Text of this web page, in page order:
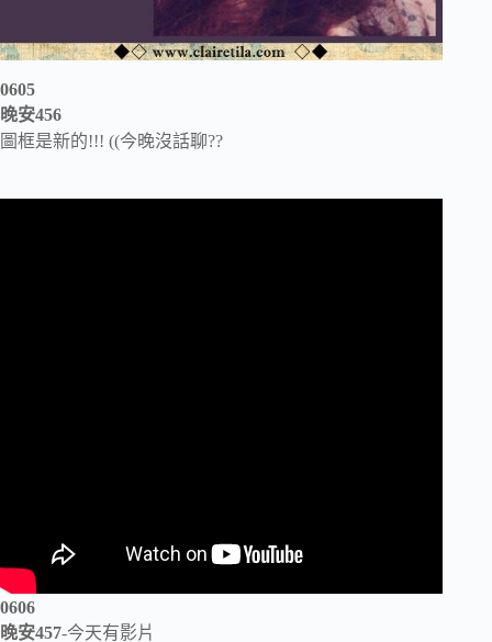
0605
晚安456
圖框是新的!!! ((今晚沒話聊??
0606
晚安457-今天有影片